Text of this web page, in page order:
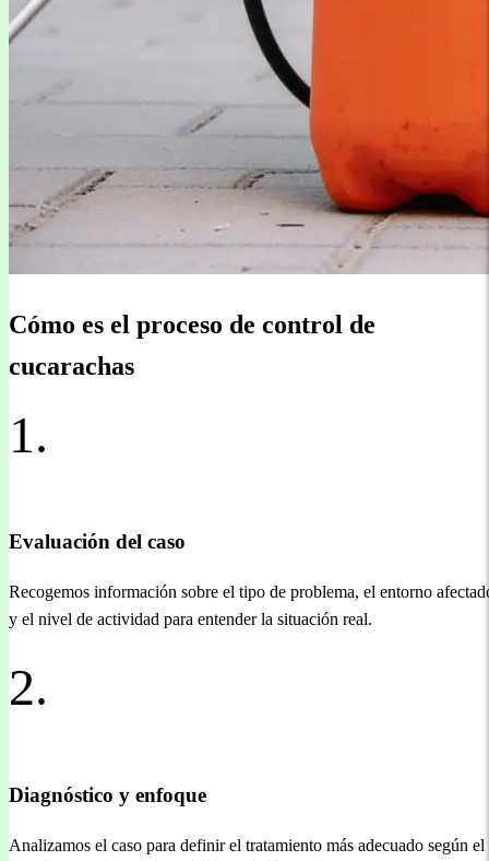
Cómo es el proceso de control de
cucarachas
1.
Evaluación del caso
Recogemos información sobre el tipo de problema, el entorno
y el nivel de actividad para entender la situación real.
2.
Diagnóstico y enfoque
Analizamos el caso para definir el tratamiento más adecuado según el